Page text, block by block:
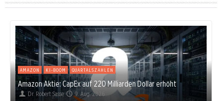
AMAZON KI-BOOM QUARTALSZAHLEN
Amazon Aktie: CapEx auf 220 Milliarden Dollar erhöht
Dr. Robert Sasse 9. Aug. 2026